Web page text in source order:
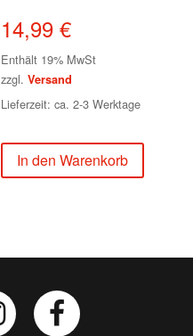
14,99€
Enthält 19% MwSt
zzgl.Versand
Lieferzeit: ca. 2-3 Werktage
In den Warenkorb